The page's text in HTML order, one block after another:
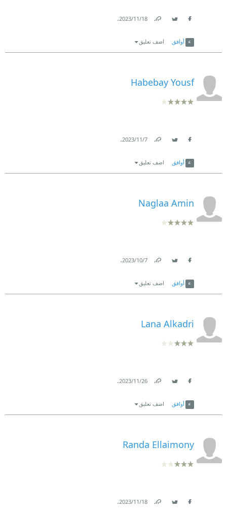
18‏/11‏/2023
.
أوافق اضف تعليق
Habebay Yousf
7‏/11‏/2023
.
أوافق اضف تعليق
Naglaa Amin
7‏/10‏/2023
.
أوافق اضف تعليق
Lana Alkadri
26‏/11‏/2023
.
أوافق اضف تعليق
Randa Ellaimony
18‏/11‏/2023
.